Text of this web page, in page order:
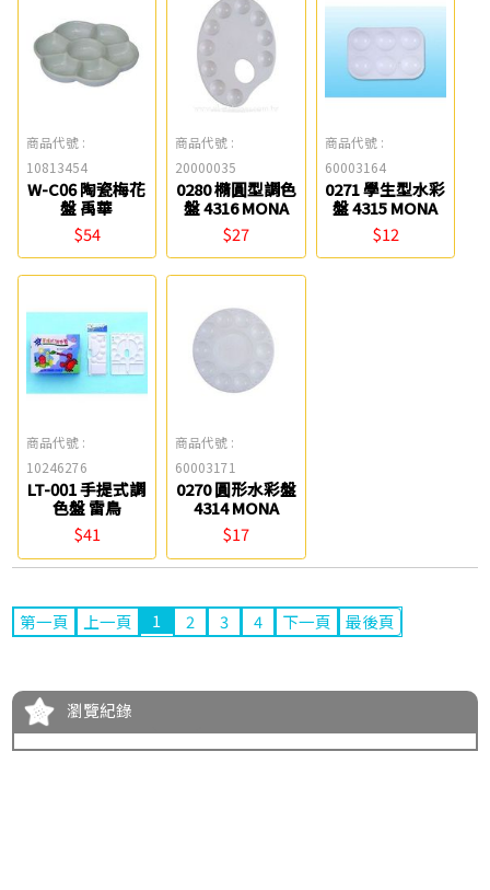
商品代號 :
10813454
W-C06 陶瓷梅花
盤 禹華
$54
商品代號 :
20000035
0280 橢圓型調色
盤 4316 MONA
$27
商品代號 :
60003164
0271 學生型水彩
盤 4315 MONA
$12
商品代號 :
10246276
LT-001 手提式調
色盤 雷鳥
$41
商品代號 :
60003171
0270 圓形水彩盤
4314 MONA
$17
第一頁 上一頁 1 2 3 4 下一頁 最後頁
瀏覽紀錄